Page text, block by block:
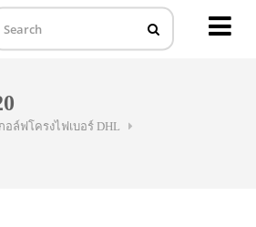
อล์ฟโครงไฟเบอร์ DHL